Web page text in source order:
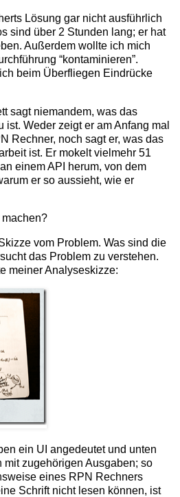
Lösung gar nicht ausführlich
sind über 2 Stunden lang; er hat
Außerdem wollte ich mich
“kontaminieren”.
beim Überfliegen Eindrücke
sagt niemandem, was das
Weder zeigt er am Anfang mal
Rechner, noch sagt er, was das
ist. Er mokelt vielmehr 51
einem API herum, von dem
er so aussieht, wie er
vom Problem. Was sind die
das Problem zu verstehen.
meiner Analyseskizze:
ein UI angedeutet und unten
zugehörigen Ausgaben; so
eines RPN Rechners
Schrift nicht lesen können, ist